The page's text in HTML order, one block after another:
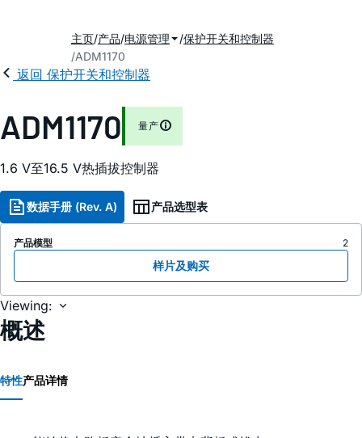
主页 产品 电源管理
保护开关和控制器
ADM1170
返回 保护开关和控制器
ADM1170 量产
1.6 V至16.5 V热插拔控制器
数据手册 (Rev. A) 产品选型表
产品模型 2
样片及购买
Viewing:
概述
特性产品详情